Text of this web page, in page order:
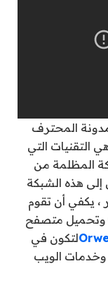
المحترف
التقنيات التي
المظلمة من
هذه الشبكة
، يكفي أن تقوم
بتحميل تطبيق Orbot: Proxy with Tor وتحميل متصفح
لتكون في
وخدمات الويب